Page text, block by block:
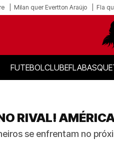
Milan quer Evertton Araújo Fla
FUTEBOLCLUBE
RIVAL!
se enfrentam no